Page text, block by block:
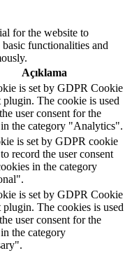
for the website to
functionalities and
Açıklama
is set by GDPR Cookie
plugin. The cookie is used
user consent for the
the category "Analytics".
is set by GDPR cookie
record the user consent
in the category
is set by GDPR Cookie
plugin. The cookies is used
user consent for the
the category